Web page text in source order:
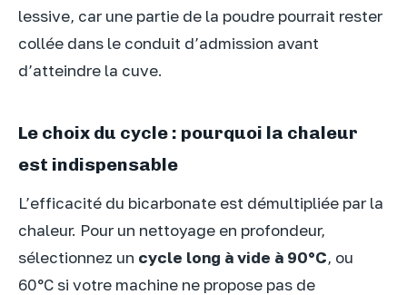
lessive, car une partie de la poudre pourrait rester
collée dans le conduit d’admission avant
d’atteindre la cuve.
Le choix du cycle : pourquoi la chaleur
est indispensable
L’efficacité du bicarbonate est démultipliée par la
chaleur. Pour un nettoyage en profondeur,
sélectionnez un cycle long à vide à 90°C, ou
60°C si votre machine ne propose pas de